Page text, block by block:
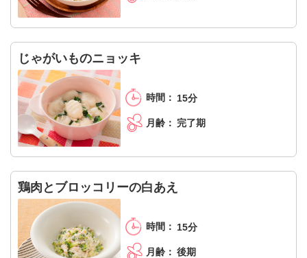
じゃがいものニョッキ
15分
完了期
鶏肉とブロッコリーの白あえ
15分
後期